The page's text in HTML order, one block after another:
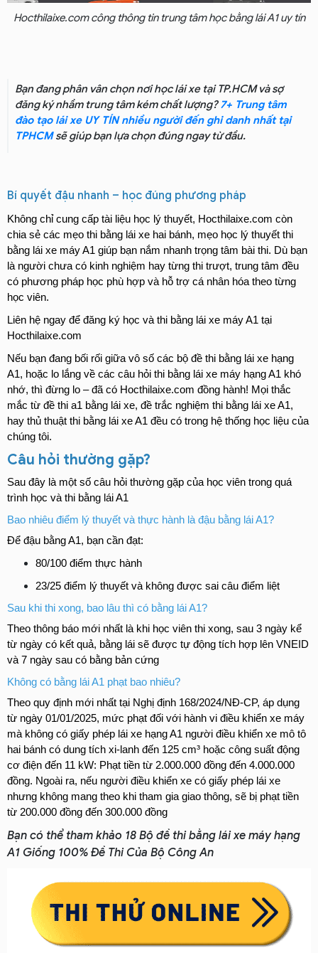
Hocthilaixe.com công thông tin trung tâm học bằng lái A1 uy tín
Bạn đang phân vân chọn nơi học lái xe tại TP.HCM và sợ
đăng ký nhầm trung tâm kém chất lượng? 7+ Trung tâm
đào tạo lái xe UY TÍN nhiều người đến ghi danh nhất tại
TPHCMsẽ giúp bạn lựa chọn đúng ngay từ đầu.
Bí quyết đậu nhanh – học đúng phương pháp
Không chỉ cung cấp tài liệu học lý thuyết, Hocthilaixe.com còn
chia sẻ các mẹo thi bằng lái xe hai bánh, mẹo học lý thuyết thi
bằng lái xe máy A1 giúp bạn nắm nhanh trọng tâm bài thi. Dù bạn
là người chưa có kinh nghiệm hay từng thi trượt, trung tâm đều
có phương pháp học phù hợp và hỗ trợ cá nhân hóa theo từng
học viên.
Liên hệ ngay để đăng ký học và thi bằng lái xe máy A1 tại
Hocthilaixe.com
Nếu bạn đang bối rối giữa vô số các bộ đề thi bằng lái xe hạng
A1, hoặc lo lắng về các câu hỏi thi bằng lái xe máy hạng A1 khó
nhớ, thì đừng lo – đã có Hocthilaixe.com đồng hành! Mọi thắc
mắc từ đề thi a1 bằng lái xe, đề trắc nghiệm thi bằng lái xe A1,
hay thủ thuật thi bằng lái xe A1 đều có trong hệ thống học liệu của
chúng tôi.
Câu hỏi thường gặp?
Sau đây là một số câu hỏi thường gặp của học viên trong quá
trình học và thi bằng lái A1
Bao nhiêu điểm lý thuyết và thực hành là đậu bằng lái A1?
Để đậu bằng A1, bạn cần đạt:
80/100 điểm thực hành
23/25 điểm lý thuyết và không được sai câu điểm liệt
Sau khi thi xong, bao lâu thì có bằng lái A1?
Theo thông báo mới nhất là khi học viên thi xong, sau 3 ngày kể
từ ngày có kết quả, bằng lái sẽ được tự động tích hợp lên VNEID
và 7 ngày sau có bằng bản cứng
Không có bằng lái A1 phạt bao nhiêu?
​Theo quy định mới nhất tại Nghị định 168/2024/NĐ-CP, áp dụng
từ ngày 01/01/2025, mức phạt đối với hành vi điều khiển xe máy
mà không có giấy phép lái xe hạng A1 người điều khiển xe mô tô
hai bánh có dung tích xi-lanh đến 125 cm³ hoặc công suất động
cơ điện đến 11 kW: Phạt tiền từ 2.000.000 đồng đến 4.000.000
đồng. Ngoài ra, nếu người điều khiển xe có giấy phép lái xe
nhưng không mang theo khi tham gia giao thông, sẽ bị phạt tiền
từ 200.000 đồng đến 300.000 đồng
Bạn có thể tham khảo 18 Bộ đề thi bằng lái xe máy hạng
A1 Giống 100% Đề Thi Của Bộ Công An